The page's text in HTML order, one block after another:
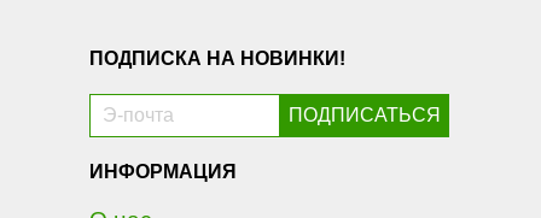
ПОДПИСКА НА НОВИНКИ!
ИНФОРМАЦИЯ